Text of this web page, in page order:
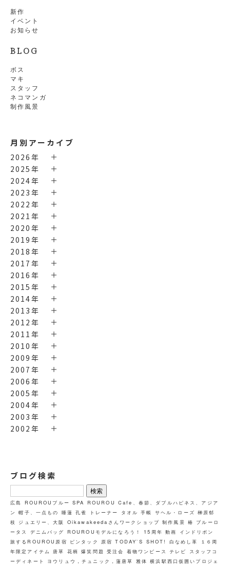
新作
イベント
お知らせ
BLOG
ボス
マキ
スタッフ
ネコマンガ
制作風景
月別アーカイブ
2026年
2025年
2024年
2023年
2022年
2021年
2020年
2019年
2018年
2017年
2016年
2015年
2014年
2013年
2012年
2011年
2010年
2009年
2007年
2006年
2005年
2004年
2003年
2002年
ブログ検索
検
索:
広島 ROUROUブルー SPA ROUROU Cafe、春節、ダブルハピネス、アジア
ン 帽子、一点もの 睡蓮 孔雀 トレーナー タオル 手帳 サヘル・ローズ 榊原郁
枝 ジュエリー、大阪 Oikawakeedaさんワークショップ 制作風景 椿 ブルーロ
ータス
デニムバッグ ROUROUモデルになろう！ 15周年 動画
インドリボン
旅するROUROU原宿 ピンタック 原宿 TODAY`S SHOT! 白なめし革
１６周
年限定アイテム
唐草 花柄 爆笑問題 受注会 着物ワンピース テレビ
スタッフコ
ーディネート
ヨウリュウ，チュニック，蓮唐草 雅体 横浜駅西口仮囲いプロジェ